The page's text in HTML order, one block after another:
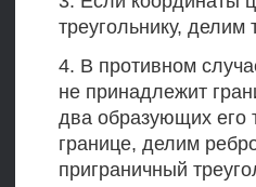
треугольнику, делим
4. В противном
не принадлежит
два образующих его
границе, делим
приграничный